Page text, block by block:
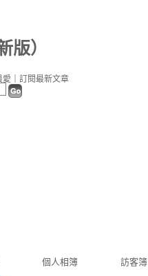
版）
個人相簿 訪客簿
愛 訂閱最新文章